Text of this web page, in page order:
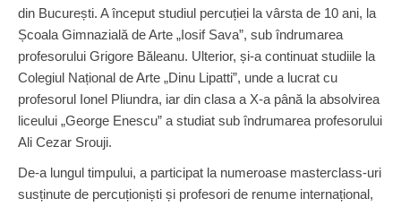
din București. A început studiul percuției la vârsta de 10 ani, la
Școala Gimnazială de Arte „Iosif Sava”, sub îndrumarea
profesorului Grigore Băleanu. Ulterior, și-a continuat studiile la
Colegiul Național de Arte „Dinu Lipatti”, unde a lucrat cu
profesorul Ionel Pliundra, iar din clasa a X-a până la absolvirea
liceului „George Enescu” a studiat sub îndrumarea profesorului
Ali Cezar Srouji.
De-a lungul timpului, a participat la numeroase masterclass-uri
susținute de percuționiști și profesori de renume internațional,